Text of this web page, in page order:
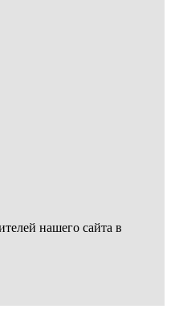
нашего сайта в